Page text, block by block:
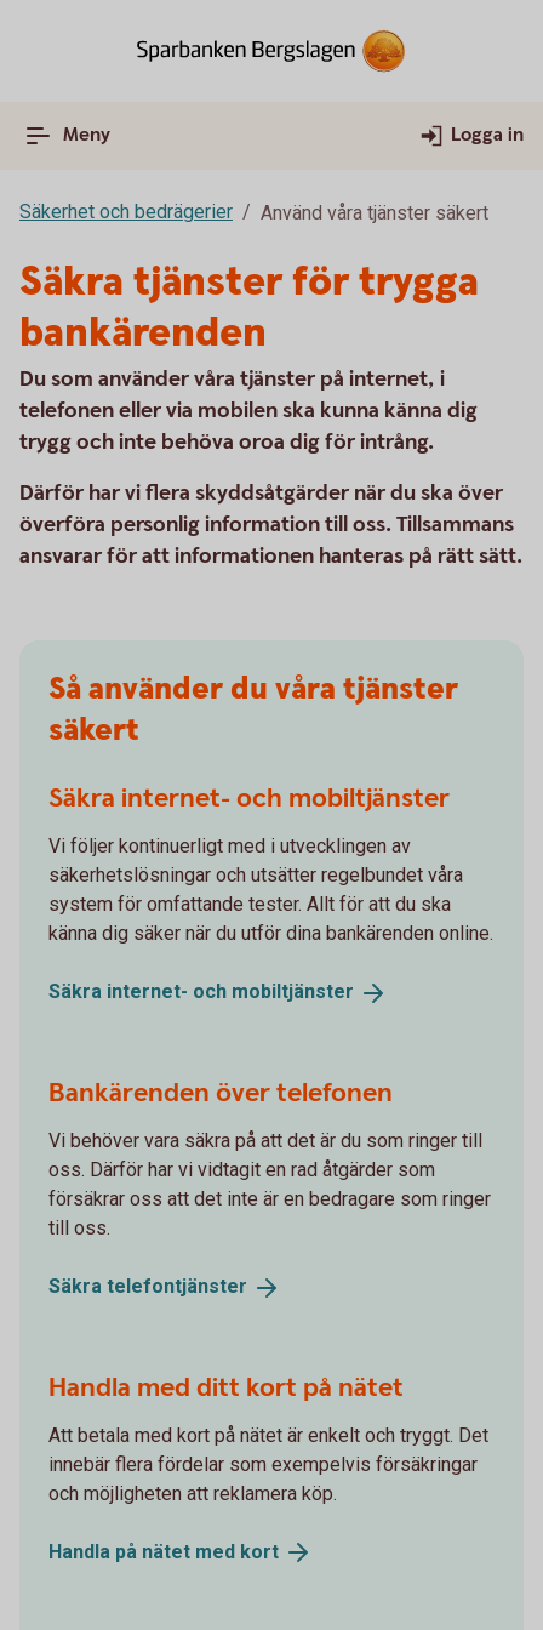
Meny Logga in
Säkerhet och bedrägerier Använd våra tjänster säkert
Säkra tjänster för trygga
bankärenden
Du som använder våra tjänster på internet, i
telefonen eller via mobilen ska kunna känna dig
trygg och inte behöva oroa dig för intrång.
Därför har vi flera skyddsåtgärder när du ska över
överföra personlig information till oss. Tillsammans
ansvarar för att informationen hanteras på rätt sätt.
Så använder du våra tjänster
säkert
Säkra internet- och mobiltjänster
Vi följer kontinuerligt med i utvecklingen av
säkerhetslösningar och utsätter regelbundet våra
system för omfattande tester. Allt för att du ska
känna dig säker när du utför dina bankärenden online.
Säkra internet- och mobiltjänster
Bankärenden över telefonen
Vi behöver vara säkra på att det är du som ringer till
oss. Därför har vi vidtagit en rad åtgärder som
försäkrar oss att det inte är en bedragare som ringer
till oss.
Säkra telefontjänster
Handla med ditt kort på nätet
Att betala med kort på nätet är enkelt och tryggt. Det
innebär flera fördelar som exempelvis försäkringar
och möjligheten att reklamera köp.
Handla på nätet med kort